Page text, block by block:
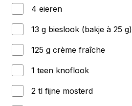
4 eieren
13 g bieslook (bakje à 25 g)
125 g crème fraîche
1 teen knoflook
2 tl fijne mosterd